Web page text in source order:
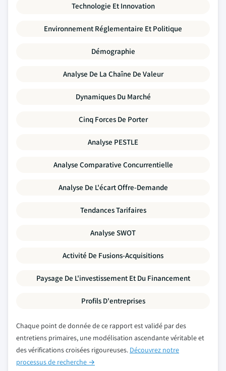
Technologie Et Innovation
Environnement Réglementaire Et Politique
Démographie
Analyse De La Chaîne De Valeur
Dynamiques Du Marché
Cinq Forces De Porter
Analyse PESTLE
Analyse Comparative Concurrentielle
Analyse De L'écart Offre-Demande
Tendances Tarifaires
Analyse SWOT
Activité De Fusions-Acquisitions
Paysage De L'investissement Et Du Financement
Profils D'entreprises
Chaque point de donnée de ce rapport est validé par des
entretiens primaires, une modélisation ascendante véritable et
des vérifications croisées rigoureuses. Découvrez notre
processus de recherche →